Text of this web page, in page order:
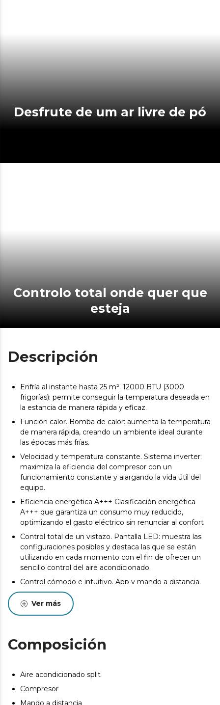
Desfrute de um ar livre de pó
Controlo total onde quer que
esteja
Descripción
Enfría al instante hasta 25 m². 12000 BTU (3000
frigorías): permite conseguir la temperatura deseada en
la estancia de manera rápida y eficaz.
Función calor. Bomba de calor: aumenta la temperatura
de manera rápida, creando un ambiente ideal durante
las épocas más frías.
Velocidad y temperatura constante. Sistema inverter:
maximiza la eficiencia del compresor con un
funcionamiento constante y alargando la vida útil del
equipo.
Eficiencia energética A+++ Clasificación energética
A+++ que garantiza un consumo muy reducido,
optimizando el gasto eléctrico sin renunciar al confort
Control total de un vistazo. Pantalla LED: muestra las
configuraciones posibles y destaca las que se están
utilizando en cada momento con el fin de ofrecer un
sencillo control del aire acondicionado.
Control cómodo e intuitivo. App y mando a distancia.
Ambiente ideal para cada momento. 5 modos de
funcionamiento: automático, refrigeración, ventilación,
calefacción y deshumidificación.
velocidades: regula el flujo de aire para conseguir la
temperatura ideal de manera rápida
Autolimpieza.
Capta hasta 26,4 L. Deshumidificador: elimina la
humedad y crea un ambiente más sano en tu hogar de
Ver más
Composición
Aire acondicionado split
Compresor
Mando a distancia